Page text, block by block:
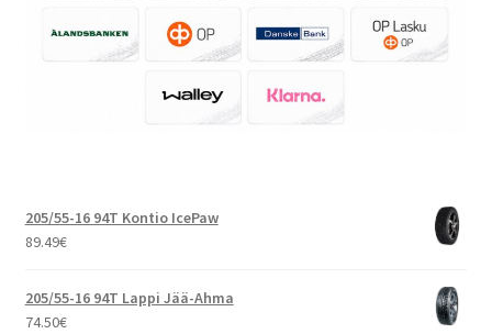
205/55-16 94T Kontio IcePaw
89.49€
205/55-16 94T Lappi Jää-Ahma
74.50€